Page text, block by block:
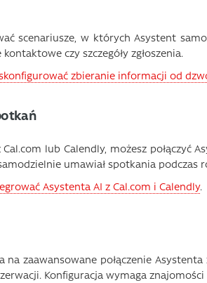
scenariusze, w których Asystent
czy szczegóły zgłoszenia.
zbieranie informacji od
Cal.com lub Calendly, możesz połączyć
umawiał spotkania podczas
Asystenta AI z Cal.com i Calendly.
na zaawansowane połączenie
Konfiguracja wymaga znajomości